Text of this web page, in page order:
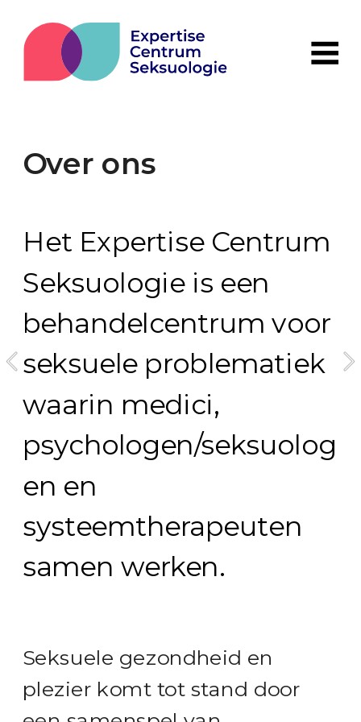
Over ons
Het Expertise Centrum
Seksuologie is een
behandelcentrum voor
seksuele problematiek
waarin medici,
psychologen/seksuolog
en en
systeemtherapeuten
samen werken.
Seksuele gezondheid en
plezier komt tot stand door